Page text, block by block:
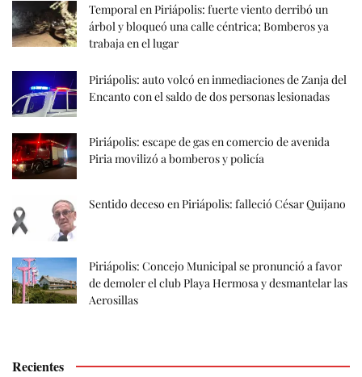
Temporal en Piriápolis: fuerte viento derribó un
árbol y bloqueó una calle céntrica; Bomberos ya
trabaja en el lugar
Piriápolis: auto volcó en inmediaciones de Zanja del
Encanto con el saldo de dos personas lesionadas
Piriápolis: escape de gas en comercio de avenida
Piria movilizó a bomberos y policía
Sentido deceso en Piriápolis: falleció César Quijano
Piriápolis: Concejo Municipal se pronunció a favor
de demoler el club Playa Hermosa y desmantelar las
Aerosillas
Recientes